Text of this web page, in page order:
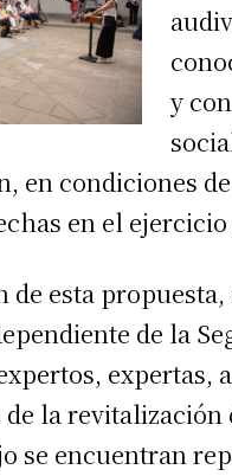
y
en condiciones
en el
de esta
de la
expertas,
la
se encuentran